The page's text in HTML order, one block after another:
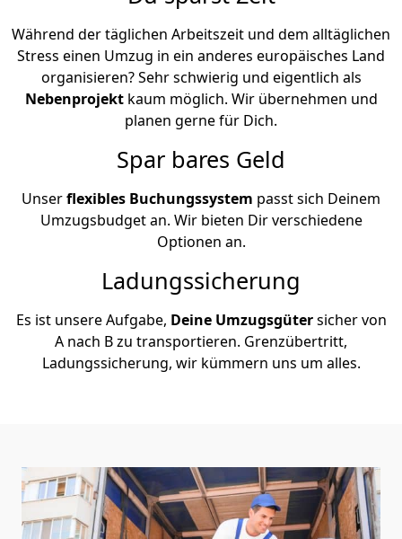
Während der täglichen Arbeitszeit und dem alltäglichen
Stress einen Umzug in ein anderes europäisches Land
organisieren? Sehr schwierig und eigentlich als
Nebenprojekt kaum möglich. Wir übernehmen und
planen gerne für Dich.
Spar bares Geld
Unserflexibles Buchungssystem passt sich Deinem
Umzugsbudget an. Wir bieten Dir verschiedene
Optionen an.
Ladungssicherung
Es ist unsere Aufgabe, Deine Umzugsgütersicher von
A nach B zu transportieren. Grenzübertritt,
Ladungssicherung, wir kümmern uns um alles.